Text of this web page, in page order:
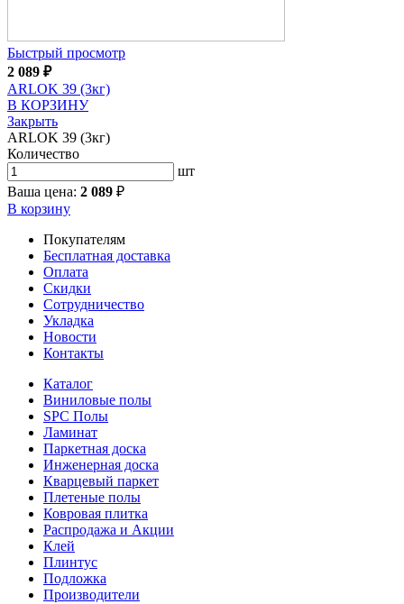
Быстрый просмотр
2 089 ₽
ARLOK 39 (3кг)
В КОРЗИНУ
Закрыть
ARLOK 39 (3кг)
Количество
шт
Ваша цена: 2 089 ₽
В корзину
Покупателям
Бесплатная доставка
Оплата
Скидки
Сотрудничество
Укладка
Новости
Контакты
Каталог
Виниловые полы
SPC Полы
Ламинат
Паркетная доска
Инженерная доска
Кварцевый паркет
Плетеные полы
Ковровая плитка
Распродажа и Акции
Клей
Плинтус
Подложка
Производители